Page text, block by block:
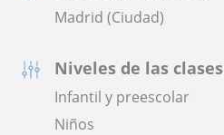
Madrid (Ciudad)
Niveles de las clases
Infantil y preescolar
Niños